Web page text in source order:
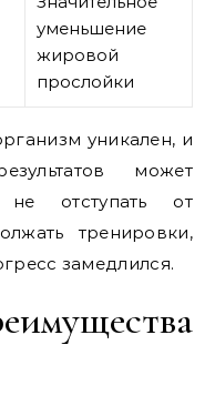
уменьшение
жировой
прослойки
уникален, и
может
отступать от
тренировки,
замедлился.